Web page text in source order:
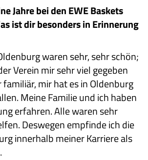
Jahre bei den EWE Baskets
ist dir besonders in Erinnerung
waren sehr, sehr schön;
Verein mir sehr viel gegeben
familiär, mir hat es in Oldenburg
Meine Familie und ich haben
erfahren. Alle waren sehr
Deswegen empfinde ich die
innerhalb meiner Karriere als